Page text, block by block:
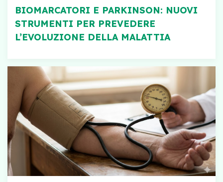
BIOMARCATORI E PARKINSON: NUOVI
STRUMENTI PER PREVEDERE
L’EVOLUZIONE DELLA MALATTIA